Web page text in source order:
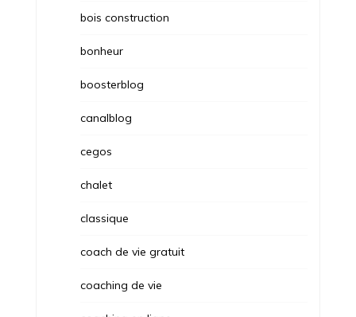
bois construction
bonheur
boosterblog
canalblog
cegos
chalet
classique
coach de vie gratuit
coaching de vie